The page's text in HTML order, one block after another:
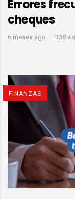
Errores
cheques
6 meses ago 338
FINANZAS